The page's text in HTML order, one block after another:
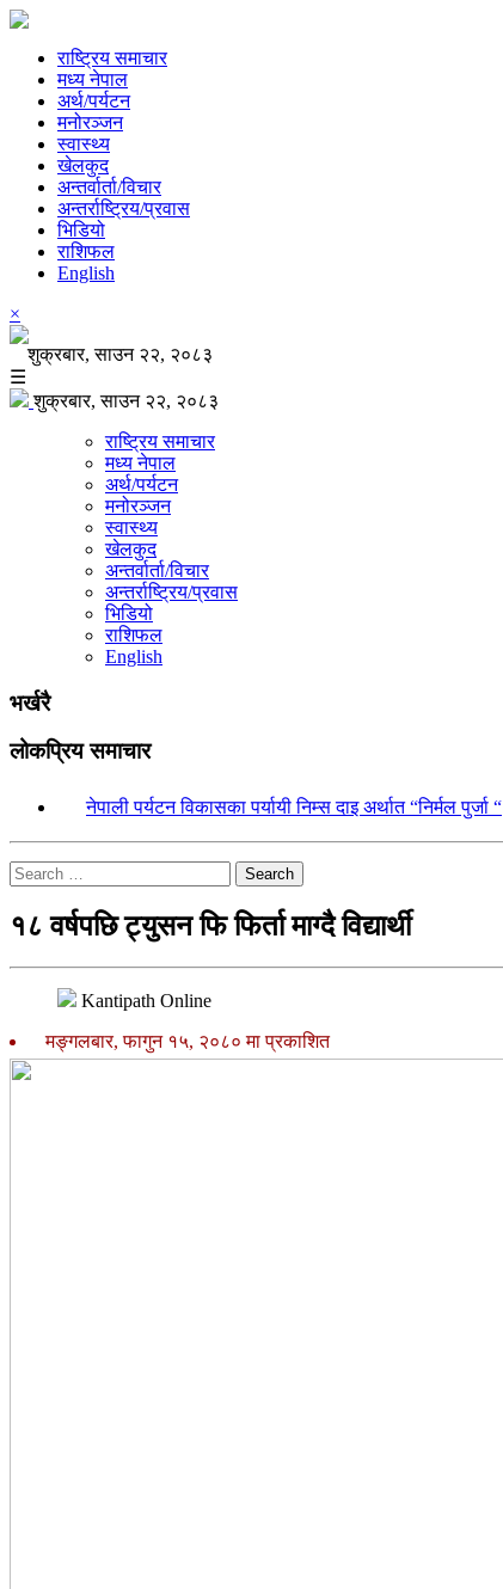
राष्ट्रिय समाचार
मध्य नेपाल
अर्थ/पर्यटन
मनोरञ्जन
स्वास्थ्य
खेलकुद
अन्तर्वार्ता/विचार
अन्तर्राष्ट्रिय/प्रवास
भिडियो
राशिफल
English
×
शुक्रबार, साउन २२, २०८३
☰
शुक्रबार, साउन २२, २०८३
राष्ट्रिय समाचार
मध्य नेपाल
अर्थ/पर्यटन
मनोरञ्जन
स्वास्थ्य
खेलकुद
अन्तर्वार्ता/विचार
अन्तर्राष्ट्रिय/प्रवास
भिडियो
राशिफल
English
भर्खरै
लोकप्रिय समाचार
नेपाली पर्यटन विकासका पर्यायी निम्स दाइ अर्थात “निर्मल पुर्जा “
Search
१८ वर्षपछि ट्युसन फि फिर्ता माग्दै विद्यार्थी
Kantipath Online
मङ्गलबार, फागुन १५, २०८० मा प्रकाशित